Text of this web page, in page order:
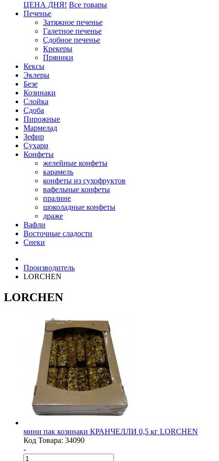
ЦЕНА ДНЯ! Все товары
Печенье
Затяжное печенье
Галетное печенье
Сдобное печенье
Крекеры
Пряники
Кексы
Эклеры
Безе
Козинаки
Слойка
Сдоба
Пирожные
Мармелад
Зефир
Сухари
Конфеты
желейные конфеты
карамель
конфеты из сухофруктов
вафельные конфеты
пралине
шоколадные конфеты
драже
Вафли
Восточные сладости
Снеки
Производитель
LORCHEN
LORCHEN
мини пак козинаки КРАНЧЕЛЛИ 0,5 кг LORCHEN
Код Товара: 34090
-